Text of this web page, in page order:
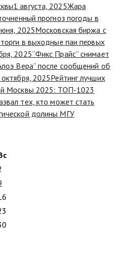
1 августа, 2025Жара
прогноз погоды в
2025Московская биржа с
в выходные паи первых
2025“Фикс Прайс” снимает
Вера” после сообщений об
2025Рейтинг лучших
Москвы 2025: ТОП-1023
тех, кто может стать
долины МГУ